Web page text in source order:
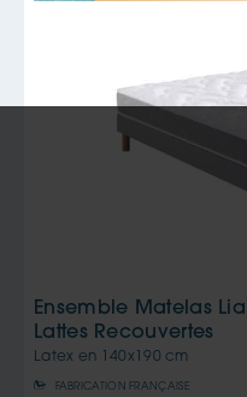
Ensemble Matelas
Lattes Recouvertes
Latex en 140x190 cm
FABRICATION FRANÇAISE